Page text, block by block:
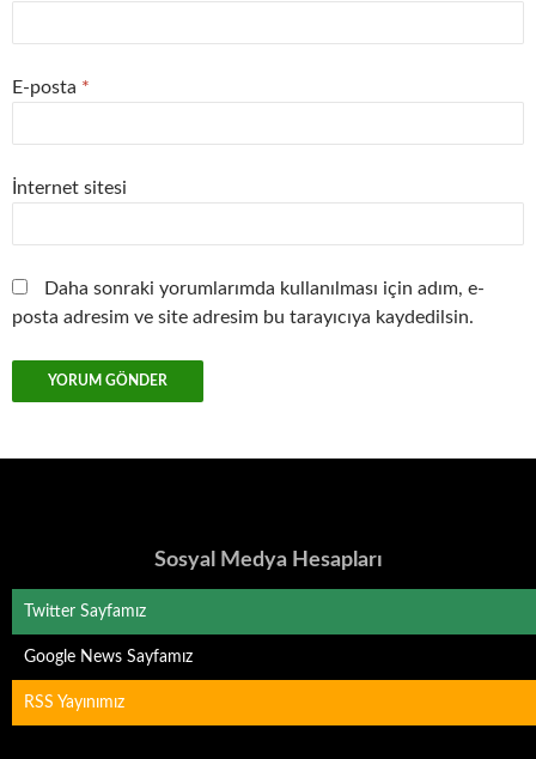
E-posta *
İnternet sitesi
Daha sonraki yorumlarımda kullanılması için adım, e-
posta adresim ve site adresim bu tarayıcıya kaydedilsin.
Sosyal Medya Hesapları
Twitter Sayfamız
Google News Sayfamız
RSS Yayınımız